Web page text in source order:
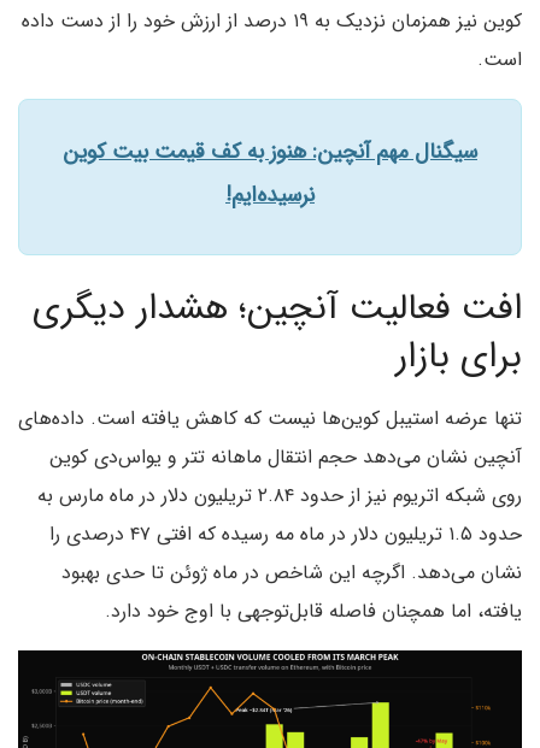
کوین نیز همزمان نزدیک به ۱۹ درصد از ارزش خود را از دست داده
است.
سیگنال مهم آنچین: هنوز به کف قیمت بیت کوین
نرسیده‌ایم!
افت فعالیت آنچین؛ هشدار دیگری
برای بازار
تنها عرضه استیبل کوین‌ها نیست که کاهش یافته است. داده‌های
آنچین نشان می‌دهد حجم انتقال ماهانه تتر و یو‌اس‌دی کوین
روی شبکه اتریوم نیز از حدود ۲.۸۴ تریلیون دلار در ماه مارس به
حدود ۱.۵ تریلیون دلار در ماه مه رسیده که افتی ۴۷ درصدی را
نشان می‌دهد. اگرچه این شاخص در ماه ژوئن تا حدی بهبود
یافته، اما همچنان فاصله قابل‌توجهی با اوج خود دارد.